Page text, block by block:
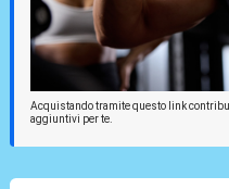
Acquistando tramite questo link
aggiuntivi per te.